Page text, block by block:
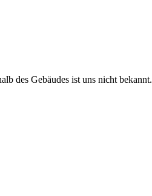
des Gebäudes ist uns nicht bekannt.